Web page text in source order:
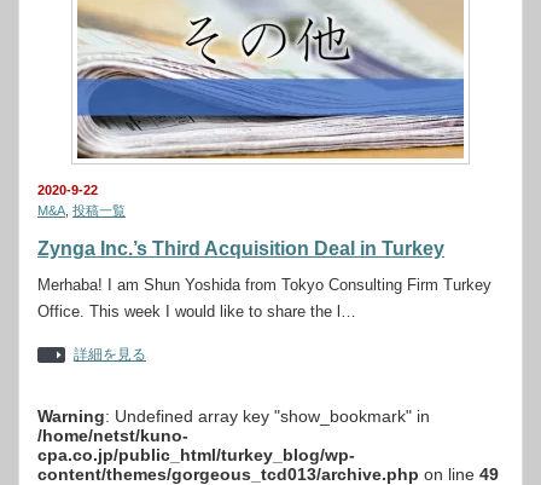
2020-9-22
M&A 投稿一覧
Zynga Inc.’s Third Acquisition Deal in Turkey
Merhaba! I am Shun Yoshida from Tokyo Consulting Firm Turkey
Office. This week I would like to share the l…
詳細を見る
Warning: Undefined array key "show_bookmark" in
/home/netst/kuno-
cpa.co.jp/public_html/turkey_blog/wp-
content/themes/gorgeous_tcd013/archive.php on line 49